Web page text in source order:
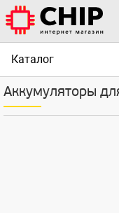
Каталог
Аккумуляторы